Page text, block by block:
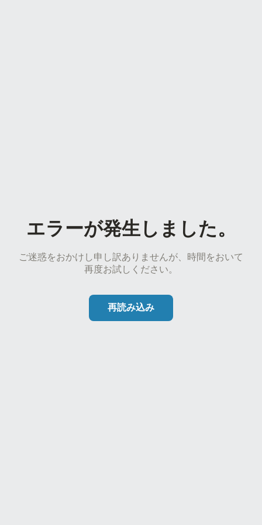
エラーが発生しました。
ご迷惑をおかけし申し訳ありませんが、時間をおいて
再度お試しください。
再読み込み